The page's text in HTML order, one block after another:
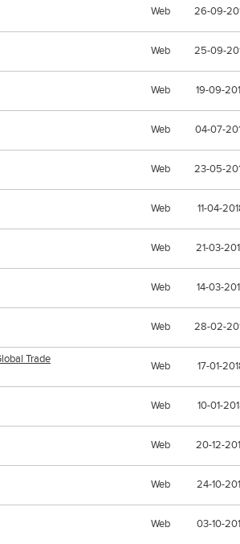
Web 26-09-
Web 25-09-
Web 19-09-
Web 04-07-
Web 23-05-
Web 11-04-
Web 21-03-
Web 14-03-
Web 28-02-
Trade
Web 17-01-
Web 10-01-
Web 20-12-
Web 24-10-
Web 03-10-